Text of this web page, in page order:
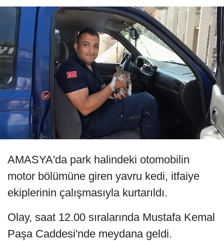
AMASYA'da park halindeki otomobilin
motor bölümüne giren yavru kedi, itfaiye
ekiplerinin çalışmasıyla kurtarıldı.
Olay, saat 12.00 sıralarında Mustafa Kemal
Paşa Caddesi'nde meydana geldi.